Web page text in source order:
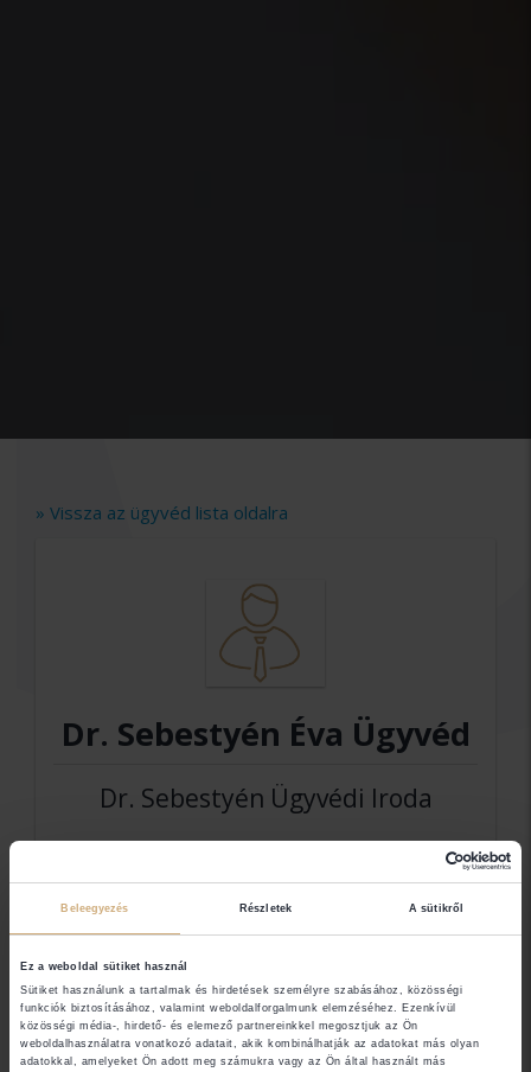
Beleegyezés Részletek A sütikről
Ez a weboldal sütiket használ
Sütiket használunk a tartalmak és hirdetések személyre szabásához, közösségi
funkciók biztosításához, valamint weboldalforgalmunk elemzéséhez. Ezenkívül
közösségi média-, hirdető- és elemező partnereinkkel megosztjuk az Ön
weboldalhasználatra vonatkozó adatait, akik kombinálhatják az adatokat más olyan
adatokkal, amelyeket Ön adott meg számukra vagy az Ön által használt más
» Vissza az ügyvéd lista oldalra
Dr. Sebestyén Éva Ügyvéd
Dr. Sebestyén Ügyvédi Iroda
Elérhetőségek
Jogi területek